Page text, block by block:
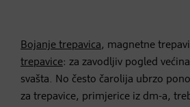
Bojanje trepavica, magnetne
trepavice: za zavodljiv pogled
svašta. No često čarolija ubrzo
za trepavice, primjerice iz dm-a,